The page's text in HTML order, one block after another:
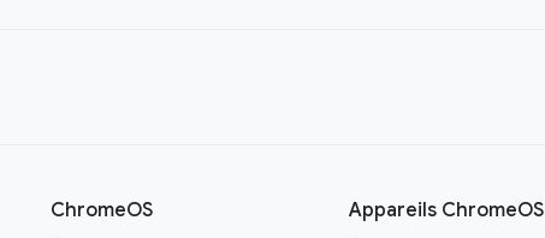
ChromeOS
Appareils ChromeOS